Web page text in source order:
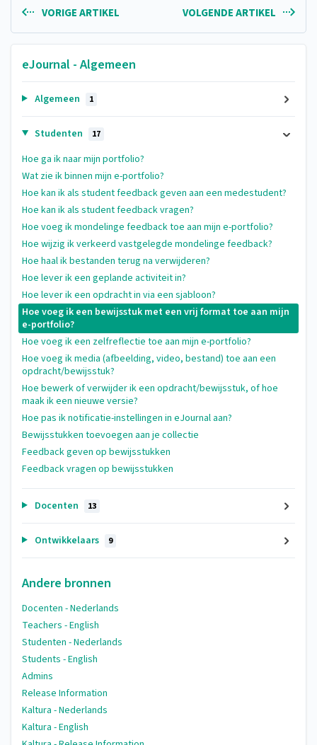
VORIGE ARTIKEL VOLGENDE ARTIKEL
eJournal - Algemeen
Algemeen 1
Studenten 17
Hoe ga ik naar mijn portfolio?
Wat zie ik binnen mijn e-portfolio?
Hoe kan ik als student feedback geven aan een medestudent?
Hoe kan ik als student feedback vragen?
Hoe voeg ik mondelinge feedback toe aan mijn e-portfolio?
Hoe wijzig ik verkeerd vastgelegde mondelinge feedback?
Hoe haal ik bestanden terug na verwijderen?
Hoe lever ik een geplande activiteit in?
Hoe lever ik een opdracht in via een sjabloon?
Hoe voeg ik een bewijsstuk met een vrij format toe aan mijn
e-portfolio?
Hoe voeg ik een zelfreflectie toe aan mijn e-portfolio?
Hoe voeg ik media (afbeelding, video, bestand) toe aan een
opdracht/bewijsstuk?
Hoe bewerk of verwijder ik een opdracht/bewijsstuk, of hoe
maak ik een nieuwe versie?
Hoe pas ik notificatie-instellingen in eJournal aan?
Bewijsstukken toevoegen aan je collectie
Feedback geven op bewijsstukken
Feedback vragen op bewijsstukken
Docenten 13
Ontwikkelaars 9
Andere bronnen
Docenten - Nederlands
Teachers - English
Studenten - Nederlands
Students - English
Admins
Release Information
Kaltura - Nederlands
Kaltura - English